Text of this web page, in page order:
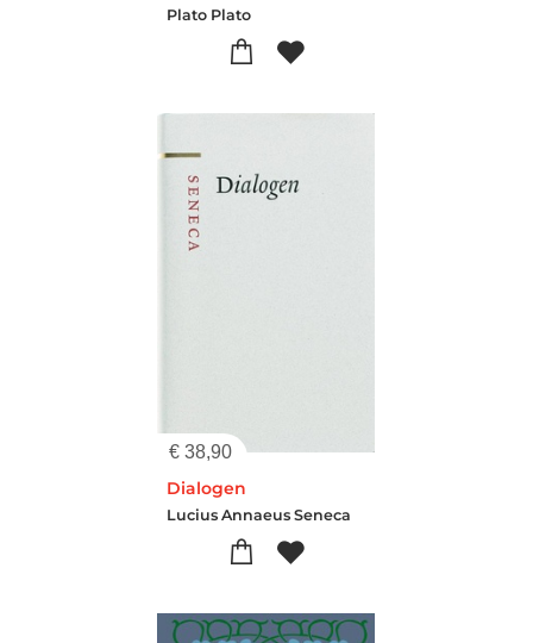
Plato Plato
€ 38,90
Dialogen
Lucius Annaeus Seneca